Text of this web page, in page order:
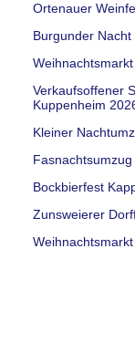
Ortenauer
Burgunder
Verkaufsoffener
Kuppenheim
Kleiner
Bockbierfest
Zunsweierer